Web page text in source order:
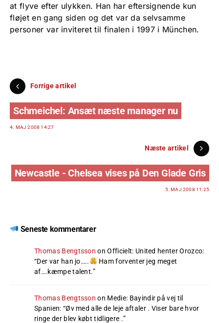
at flyve efter ulykken. Han har eftersignende kun
fløjet en gang siden og det var da selvsamme
personer var inviteret til finalen i 1997 i München.
Forrige artikel
Schmeichel: Ansæt næste manager nu
4. MAJ 2008 14:27
Næste artikel
Newcastle - Chelsea vises på Den Glade Gris
5. MAJ 2008 11:25
Seneste kommentarer
Thomas Bengtsson onOfficielt: United henter Orozco:
“Der var han jo…..
Ham forventer jeg meget
af….kæmpe talent.”
Thomas Bengtsson on Medie: Bayindir på vej til
Spanien: “Øv med alle de leje aftaler . Viser bare hvor
ringe der blev købt tidligere .”